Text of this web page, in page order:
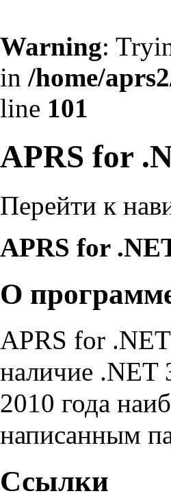
Warning:
in /home/
line 101
APRS for
Перейти к
APRS for
О
APRS for
наличие .NET
2010 года
написанным
Ссылки